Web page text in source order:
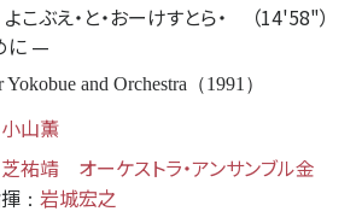
（14'58"）
よこぶえ・と・おーけすとら・
に —
and Orchestra（1991）
小山薫
芝祐靖
オーケストラ・アンサンブル金
： 岩城宏之